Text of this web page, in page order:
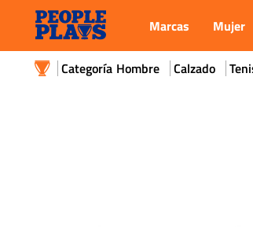
Marcas Mujer
Hombre Calzado